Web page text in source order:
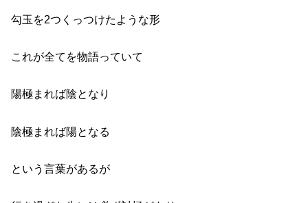
勾玉を2つくっつけたような形
これが全てを物語っていて
陽極まれば陰となり
陰極まれば陽となる
という言葉があるが